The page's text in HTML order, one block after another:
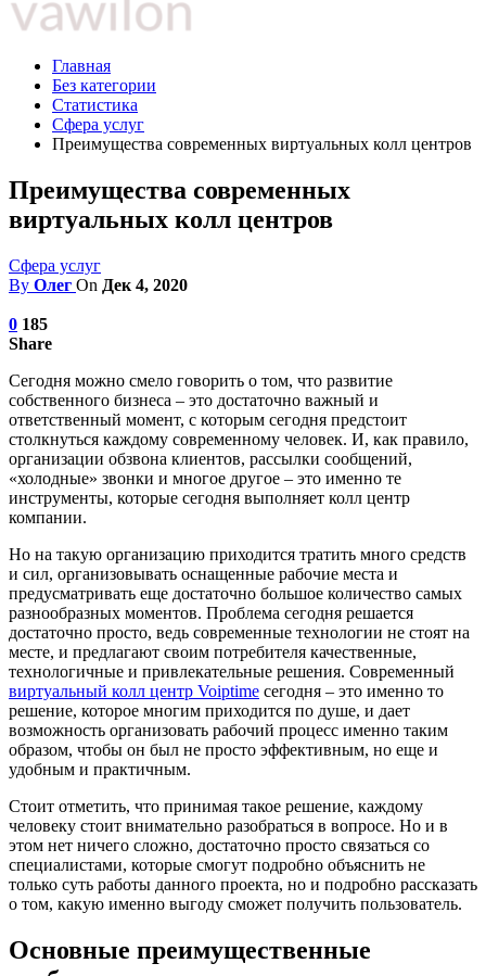
Главная
Без категории
Статистика
Сфера услуг
Преимущества современных виртуальных колл центров
Преимущества современных
виртуальных колл центров
Сфера услуг
By Олег On Дек 4, 2020
0 185
Share
Сегодня можно смело говорить о том, что развитие
собственного бизнеса – это достаточно важный и
ответственный момент, с которым сегодня предстоит
столкнуться каждому современному человек. И, как правило,
организации обзвона клиентов, рассылки сообщений,
«холодные» звонки и многое другое – это именно те
инструменты, которые сегодня выполняет колл центр
компании.
Но на такую организацию приходится тратить много средств
и сил, организовывать оснащенные рабочие места и
предусматривать еще достаточно большое количество самых
разнообразных моментов. Проблема сегодня решается
достаточно просто, ведь современные технологии не стоят на
месте, и предлагают своим потребителя качественные,
технологичные и привлекательные решения. Современный
виртуальный колл центр Voiptime сегодня – это именно то
решение, которое многим приходится по душе, и дает
возможность организовать рабочий процесс именно таким
образом, чтобы он был не просто эффективным, но еще и
удобным и практичным.
Стоит отметить, что принимая такое решение, каждому
человеку стоит внимательно разобраться в вопросе. Но и в
этом нет ничего сложно, достаточно просто связаться со
специалистами, которые смогут подробно объяснить не
только суть работы данного проекта, но и подробно рассказать
о том, какую именно выгоду сможет получить пользователь.
Основные преимущественные